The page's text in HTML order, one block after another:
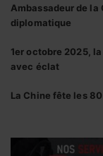
Ambassadeur de la
diplomatique
1er octobre 2025,
avec éclat
La Chine fête les